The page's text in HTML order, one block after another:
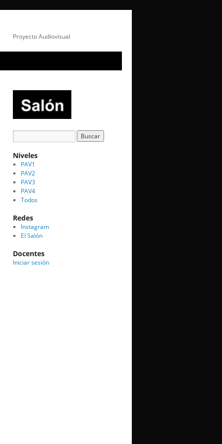
Proyecto Audiovisual
Niveles
PAV1
PAV2
PAV3
PAV4
Todos
Redes
Instagram
El Salón
Docentes
Iniciar sesión